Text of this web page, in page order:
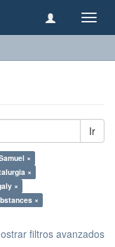
Ir
×
×
×
×
filtros avanzados